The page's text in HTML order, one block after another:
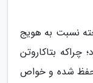
نسبت به هویج
چراکه بتاکاروتن
حفظ شده و خواص